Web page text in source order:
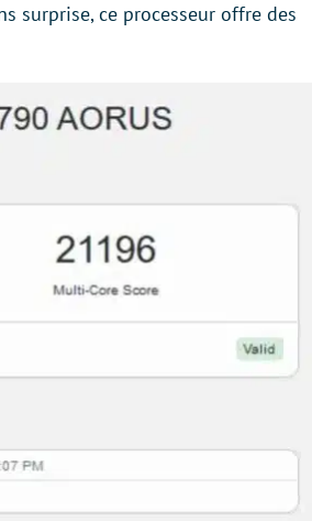
surprise, ce processeur offre des